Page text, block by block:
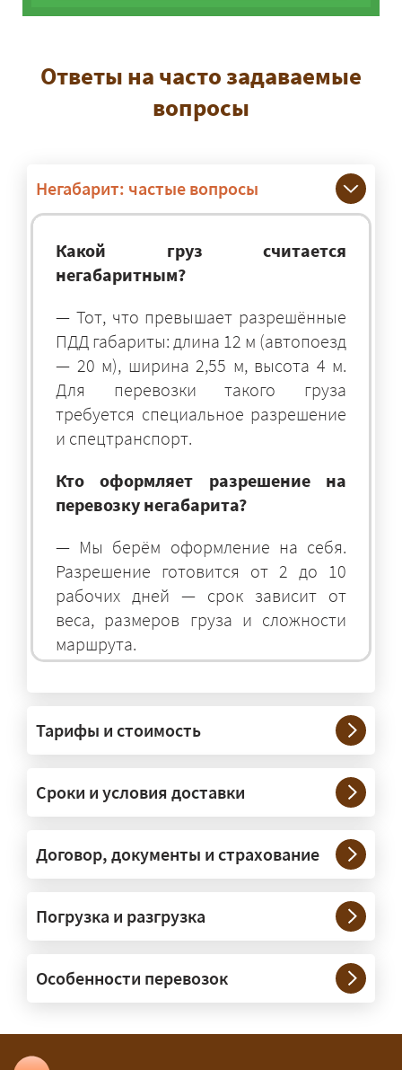
Ответы на часто задаваемые
вопросы
Негабарит: частые вопросы
Какой груз считается
негабаритным?
— Тот, что превышает разрешённые
ПДД габариты: длина 12 м (автопоезд
— 20 м), ширина 2,55 м, высота 4 м.
Для перевозки такого груза
требуется специальное разрешение
и спецтранспорт.
Кто оформляет разрешение на
перевозку негабарита?
— Мы берём оформление на себя.
Разрешение готовится от 2 до 10
рабочих дней — срок зависит от
веса, размеров груза и сложности
маршрута.
— На тралах и низкорамниках —
платформах, рассчитанных на
крупногабаритную технику и
конструкции. Транспорт подбираем
под конкретные размеры и вес груза.
сопровождение?
организуем. Потребность в машинах
прикрытия зависит от габаритов
груза и маршрута; это определяется
Тарифы и стоимость
Сроки и условия доставки
Договор, документы и страхование
Погрузка и разгрузка
Особенности перевозок